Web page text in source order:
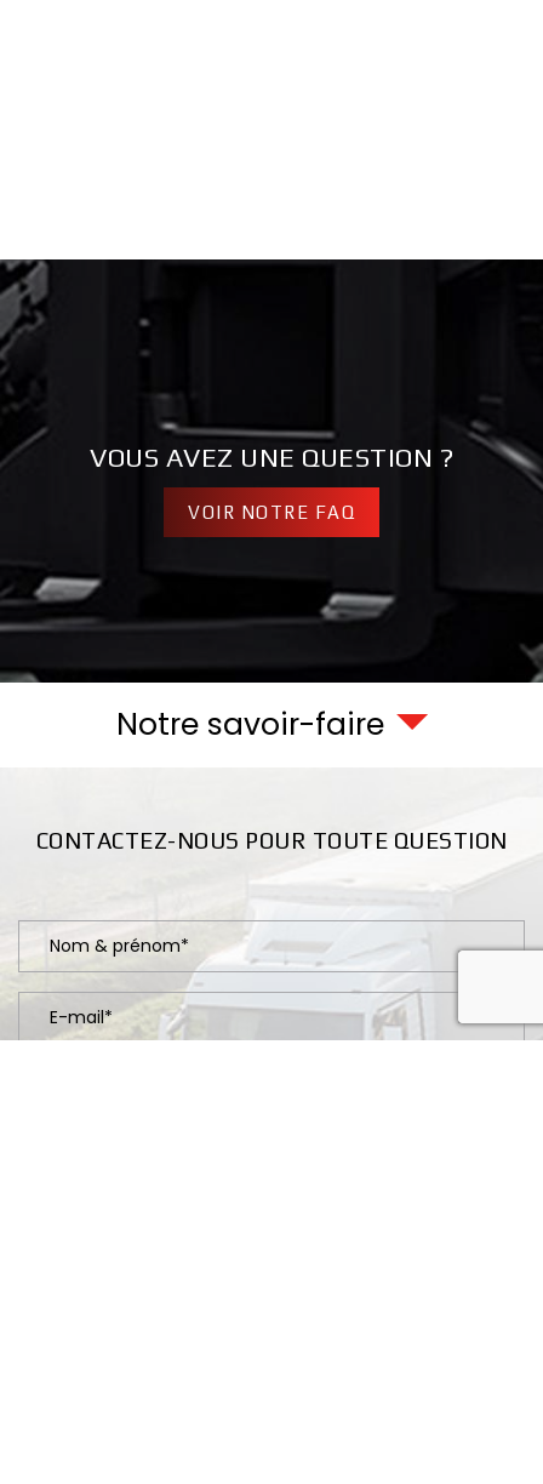
VOUS AVEZ UNE QUESTION ?
VOIR NOTRE FAQ
Notre savoir-faire
CONTACTEZ-NOUS POUR TOUTE QUESTION